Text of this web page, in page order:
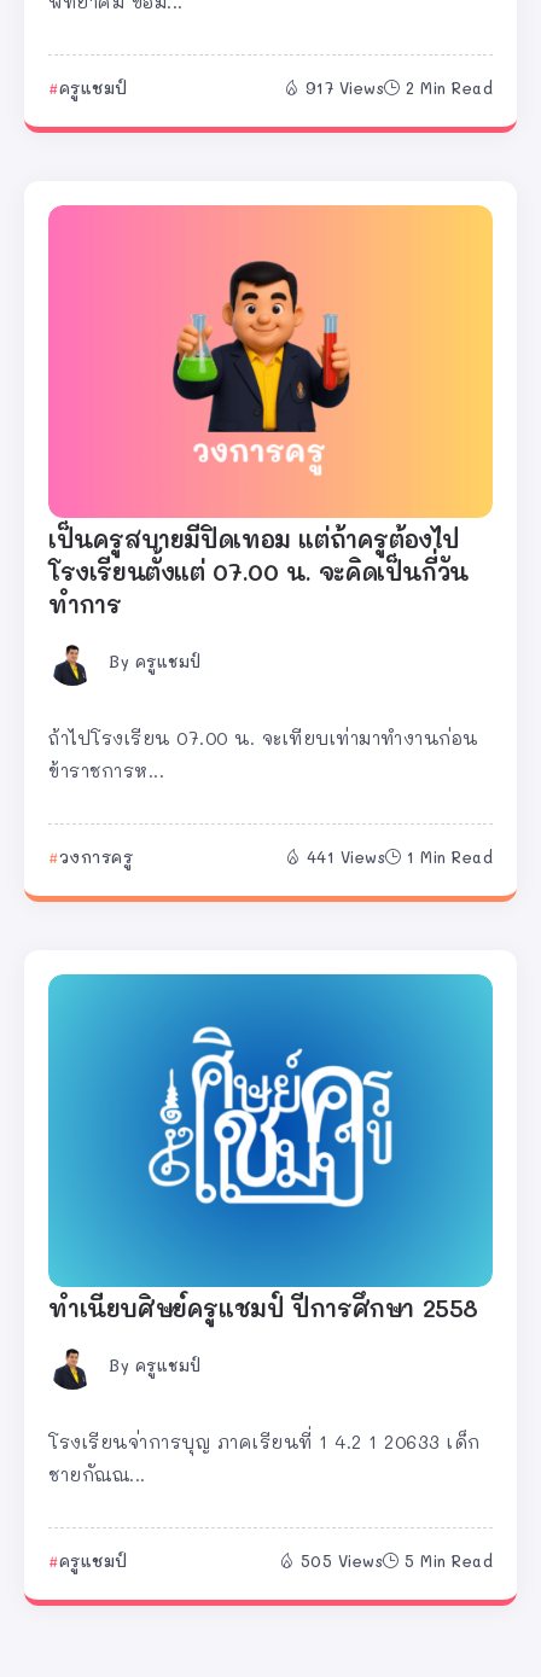
ครูแชมป์ 917 Views 2 Min Read
เป็นครูสบายมีปิดเทอม แต่ถ้าครูต้องไป
โรงเรียนตั้งแต่ 07.00 น. จะคิดเป็นกี่วัน
ทำการ
By ครูแชมป์
ถ้าไปโรงเรียน 07.00 น. จะเทียบเท่ามาทำงานก่อน
ข้าราชการห...
วงการครู 441 Views 1 Min Read
ทำเนียบศิษย์ครูแชมป์ ปีการศึกษา 2558
By ครูแชมป์
โรงเรียนจ่าการบุญ ภาคเรียนที่ 1 4.2 1 20633 เด็ก
ชายกัณณ...
ครูแชมป์ 505 Views 5 Min Read